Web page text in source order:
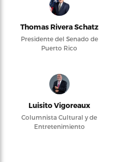
Thomas Rivera Schatz
Presidente del Senado de
Puerto Rico
Luisito Vigoreaux
Columnista Cultural y de
Entretenimiento